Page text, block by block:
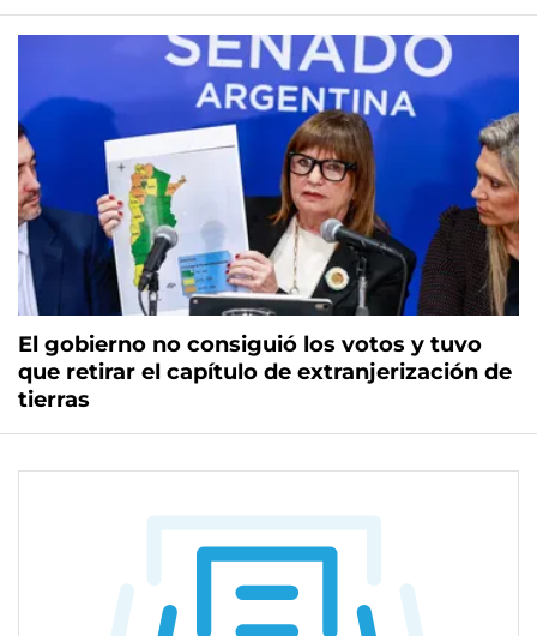
El gobierno no consiguió los votos y tuvo
que retirar el capítulo de extranjerización de
tierras